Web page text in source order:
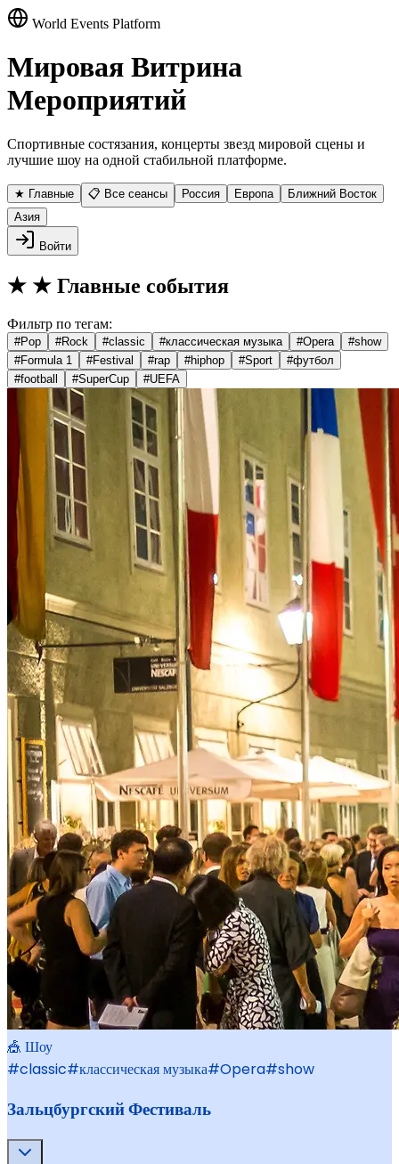
World Events Platform
Мировая Витрина
Мероприятий
Спортивные состязания, концерты звезд мировой сцены и
лучшие шоу на одной стабильной платформе.
★ Главные 📋 Все сеансы Россия Европа
Ближний Восток
Азия
Войти
★ ★ Главные события
Фильтр по тегам:
#Pop #Rock #classic #классическая музыка #Opera #show
#Formula 1 #Festival #rap #hiphop #Sport #футбол
#football #SuperCup #UEFA
🎪 Шоу
#classic#классическая музыка#Opera#show
Зальцбургский Фестиваль